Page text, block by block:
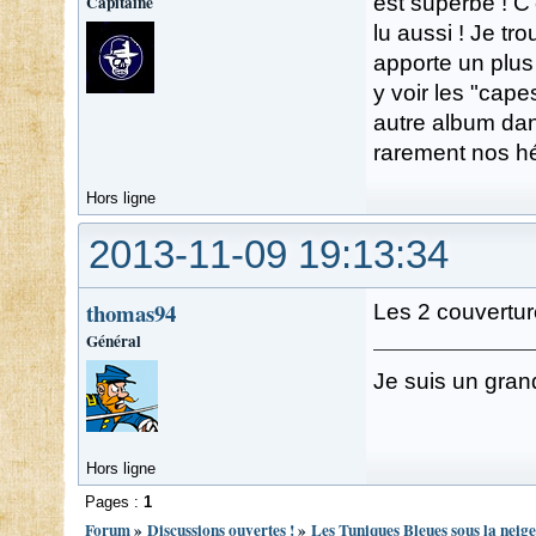
lu aussi ! Je
apporte un
y voir les
autre album
rarement nos
Hors ligne
2013-11-09 19:13:34
thomas94
Général
Les 2
Je suis un
Hors ligne
Pages : 1
Forum» Discussions ouvertes !» Les Tuniques Bleues sous la